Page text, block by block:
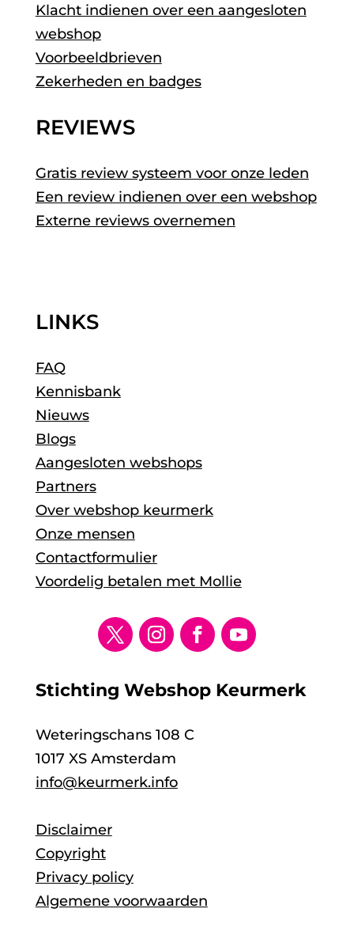
Klacht indienen over een aangesloten
webshop
Voorbeeldbrieven
Zekerheden en badges
REVIEWS
Gratis review systeem voor onze leden
Een review indienen over een webshop
Externe reviews overnemen
LINKS
FAQ
Kennisbank
Nieuws
Blogs
Aangesloten webshops
Partners
Over webshop keurmerk
Onze mensen
Contactformulier
Voordelig betalen met Mollie
Stichting Webshop Keurmerk
Weteringschans 108 C
1017 XS Amsterdam
info@keurmerk.info
Disclaimer
Copyright
Privacy policy
Algemene voorwaarden